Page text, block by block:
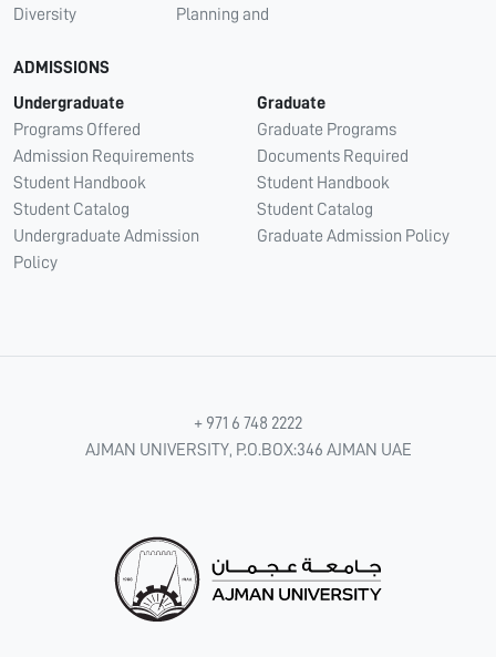
Diversity
Planning and
ADMISSIONS
Undergraduate
Programs Offered
Admission Requirements
Student Handbook
Student Catalog
Undergraduate Admission
Policy
Graduate
Graduate Programs
Documents Required
Student Handbook
Student Catalog
Graduate Admission Policy
+ 971 6 748 2222
AJMAN UNIVERSITY, P.O.BOX:346 AJMAN UAE